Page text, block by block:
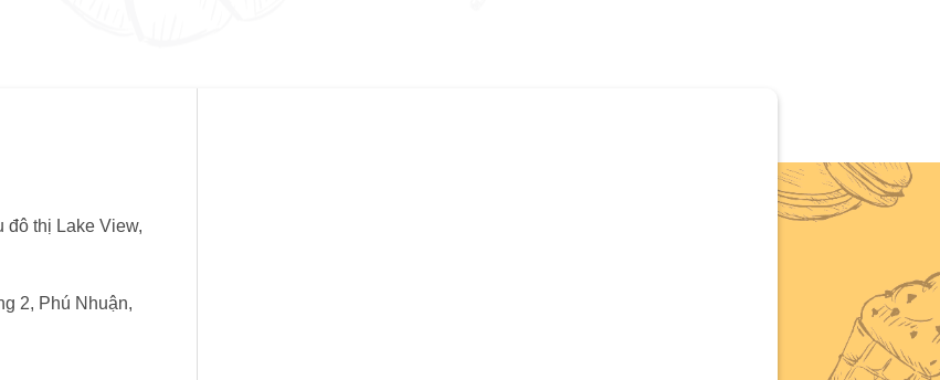
đô thị Lake View,
2, Phú Nhuận,